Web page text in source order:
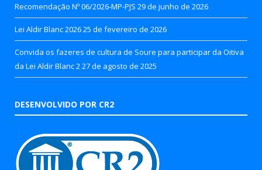
Recomendação Nº 06/2026-MP-PJS 29 de junho de 2026
Lei Aldir Blanc 202625 de fevereiro de 2026
Convida os fazeres de cultura de Soure para participar da Oitiva
da Lei Aldir Blanc 2 27 de agosto de 2025
DESENVOLVIDO POR CR2